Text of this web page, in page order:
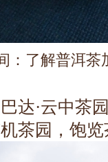
：了解普洱茶
·云中茶
茶园，饱